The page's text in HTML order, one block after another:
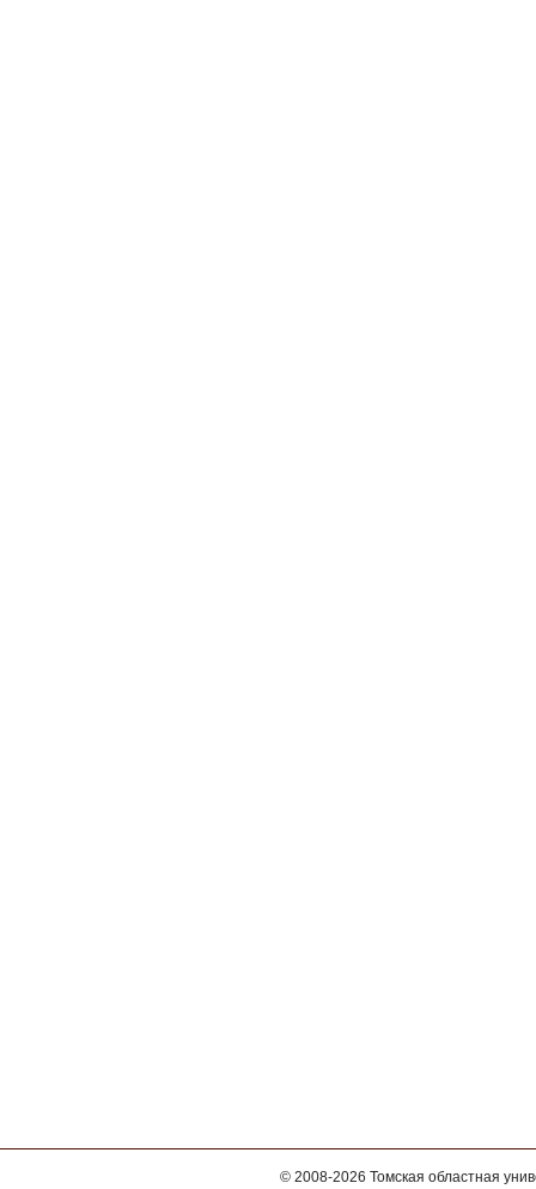
© 2008-2026 Томская областная